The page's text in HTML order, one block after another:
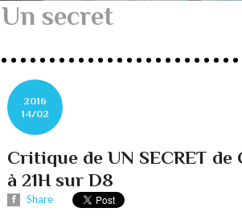
Un secret
2016
14/02
Critique de UN SECRET
à 21H sur D8
Share